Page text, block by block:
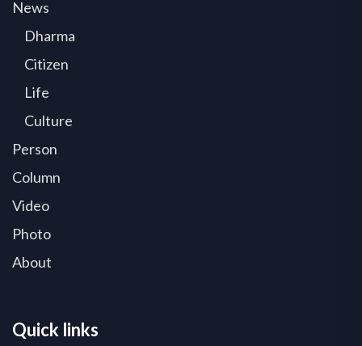
News
Dharma
Citizen
Life
Culture
Person
Column
Video
Photo
About
Quick links